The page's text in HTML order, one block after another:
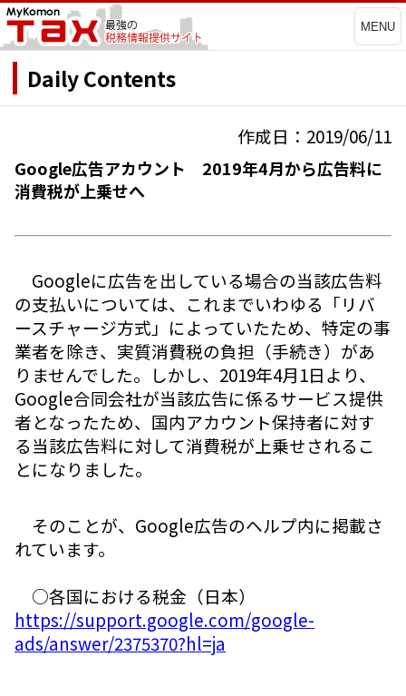
MENU
Daily Contents
作成日：2019/06/11
Google広告アカウント 2019年4月から広告料に
消費税が上乗せへ
Googleに広告を出している場合の当該広告料
の支払いについては、これまでいわゆる「リバ
ースチャージ方式」によっていたため、特定の事
業者を除き、実質消費税の負担（手続き）があ
りませんでした。しかし、2019年4月1日より、
Google合同会社が当該広告に係るサービス提供
者となったため、国内アカウント保持者に対す
る当該広告料に対して消費税が上乗せされるこ
とになりました。
そのことが、Google広告のヘルプ内に掲載さ
れています。
○各国における税金（日本）
https://support.google.com/google-
ads/answer/2375370?hl=ja